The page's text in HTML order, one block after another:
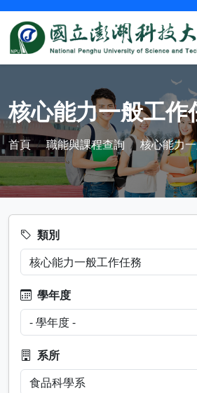
核心能力一般工作
首頁 職能與課程查詢 核心能力
類別
學年度
系所